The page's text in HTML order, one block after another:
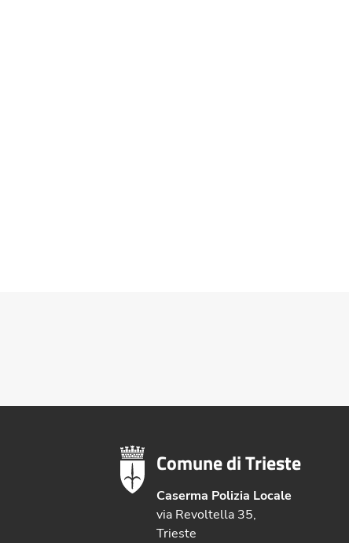
Comune di Trieste
Caserma Polizia Locale
via Revoltella 35,
Trieste